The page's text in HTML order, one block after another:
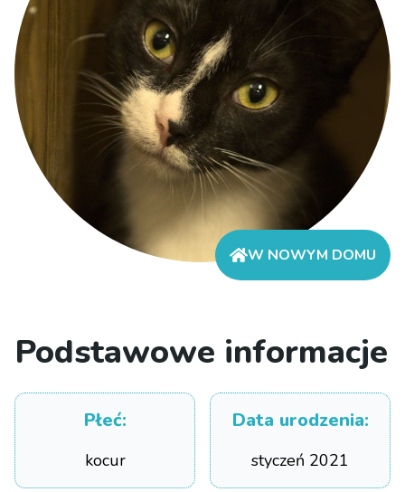
W NOWYM DOMU
Podstawowe informacje
Płeć:
kocur
Data urodzenia:
styczeń 2021